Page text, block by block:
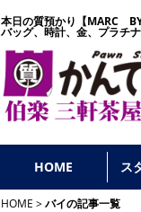
本日の質預かり【MARC
バッグ、時計、金、プラチ
HOME ス
HOME バイの記事一覧